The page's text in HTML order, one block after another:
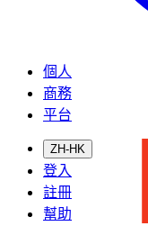
個人
商務
平台
ZH-HK
登入
註冊
幫助